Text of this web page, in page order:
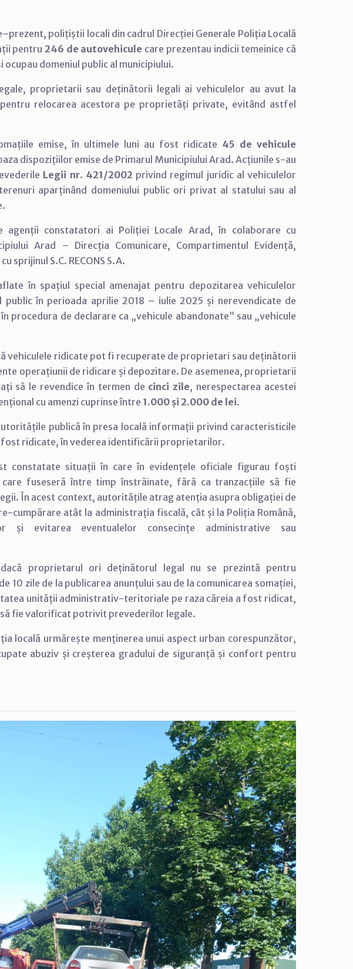
polițiștii locali din cadrul Direcției Generale Poliția Locală
pentru 246 de autovehicule care prezentau indicii temeinice că
domeniul public al municipiului.
proprietarii sau deținătorii legali ai vehiculelor au avut la
pentru relocarea acestora pe proprietăți private, evitând astfel
emise, în ultimele luni au fost ridicate 45 de vehicule
dispozițiilor emise de Primarul Municipiului Arad. Acțiunile s-au
Legii nr. 421/2002 privind regimul juridic al vehiculelor
aparținând domeniului public ori privat al statului sau al
agenții constatatori ai Poliției Locale Arad, în colaborare cu
Arad – Direcția Comunicare, Compartimentul Evidență,
sprijinul S.C. RECONS S.A.
în spațiul special amenajat pentru depozitarea vehiculelor
în perioada aprilie 2018 – iulie 2025 și nerevendicate de
procedura de declarare ca „vehicule abandonate” sau „vehicule
vehiculele ridicate pot fi recuperate de proprietari sau deținătorii
operațiunii de ridicare și depozitare. De asemenea, proprietarii
să le revendice în termen de cinci zile, nerespectarea acestei
cu amenzi cuprinse între 1.000 și 2.000 de lei.
publică în presa locală informații privind caracteristicile
fost ridicate, în vederea identificării proprietarilor.
constatate situații în care în evidențele oficiale figurau foști
fuseseră între timp înstrăinate, fără ca tranzacțiile să fie
În acest context, autoritățile atrag atenția asupra obligației de
cumpărare atât la administrația fiscală, cât și la Poliția Română,
și evitarea eventualelor consecințe administrative sau
proprietarul ori deținătorul legal nu se prezintă pentru
10 zile de la publicarea anunțului sau de la comunicarea somației,
unității administrativ-teritoriale pe raza căreia a fost ridicat,
fie valorificat potrivit prevederilor legale.
locală urmărește menținerea unui aspect urban corespunzător,
abuziv și creșterea gradului de siguranță și confort pentru